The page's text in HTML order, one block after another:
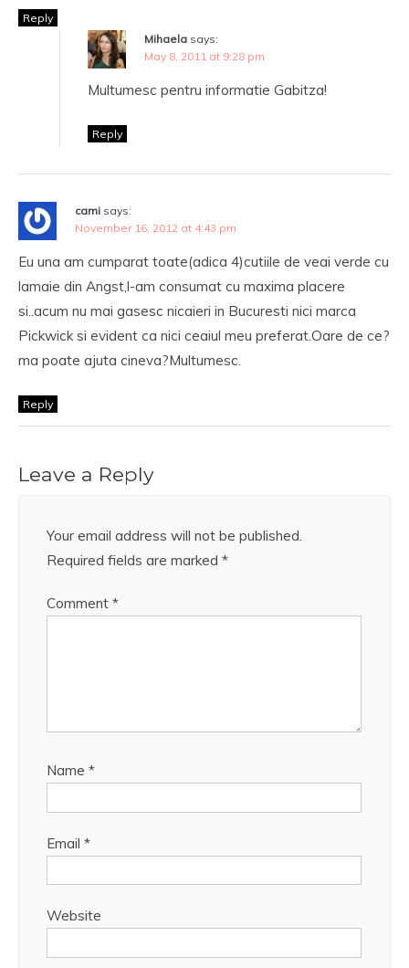
Reply
Mihaela says:
May 8, 2011 at 9:28 pm
Multumesc pentru informatie Gabitza!
Reply
cami says:
November 16, 2012 at 4:43 pm
Eu una am cumparat toate(adica 4)cutiile de veai verde cu
lamaie din Angst,l-am consumat cu maxima placere
si..acum nu mai gasesc nicaieri in Bucuresti nici marca
Pickwick si evident ca nici ceaiul meu preferat.Oare de ce?
ma poate ajuta cineva?Multumesc.
Reply
Leave a Reply
Your email address will not be published.
Required fields are marked *
Comment *
Name *
Email *
Website